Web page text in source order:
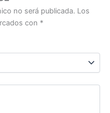
no será publicada. Los
con *